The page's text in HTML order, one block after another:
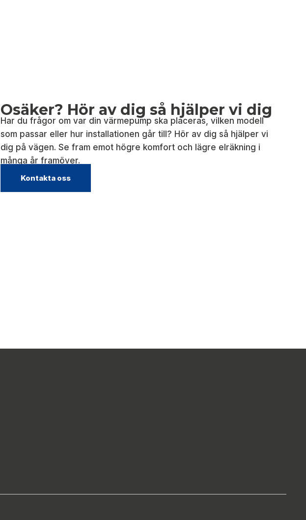
Osäker? Hör av dig så hjälper vi dig
Har du frågor om var din värmepump ska placeras, vilken modell
som passar eller hur installationen går till? Hör av dig så hjälper vi
dig på vägen. Se fram emot högre komfort och lägre elräkning i
många år framöver.
Kontakta oss